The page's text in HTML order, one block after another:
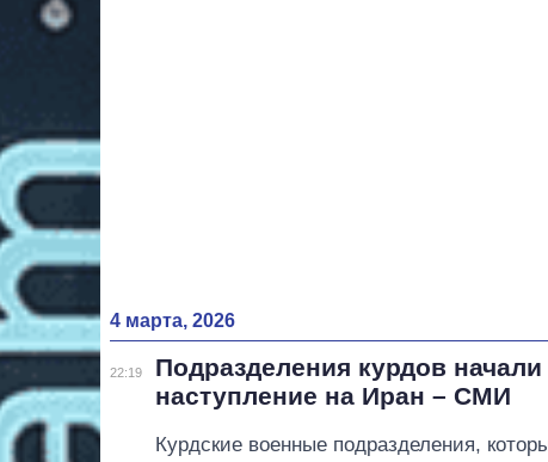
4 марта, 2026
22:19
Подразделения курдов
наступление на Иран – СМИ
Курдские военные подразделения,